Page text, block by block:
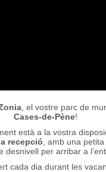
, el vostre parc de
Cases-de-Pène!
està a la vostra
recepció , amb una
desnivell per arribar a
cada dia durant les